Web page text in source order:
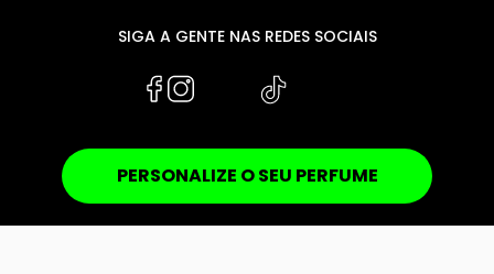
SIGA A GENTE NAS REDES SOCIAIS
PERSONALIZE O SEU PERFUME